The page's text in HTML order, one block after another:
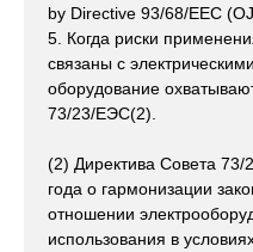
by Directive 93/68/EEC
5. Когда риски
связаны с
оборудование
73/23/ЕЭС(2).
(2) Директива Совета
года о гармонизации
отношении
использования в